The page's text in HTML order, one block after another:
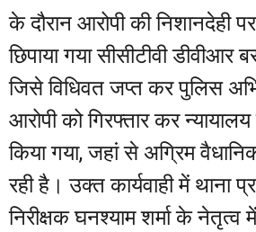
के दौरान आरोपी की निशानदेही
छिपाया गया सीसीटीवी डीवीआर
जिसे विधिवत जप्त कर पुलिस
आरोपी को गिरफ्तार कर
किया गया, जहां से अग्रिम
रही है। उक्त कार्यवाही में थाना
निरीक्षक घनश्याम शर्मा के नेतृत्व